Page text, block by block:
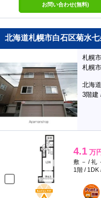
お問い合わせ(無料)
北海道札幌市白石区菊水七
札幌
札幌
北海
3階建
4.1 万
敷 － / 礼
1階 / 1DK
BunChinPAY
ポンタ
部屋